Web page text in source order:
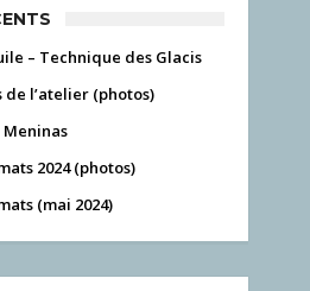
– Technique des Glacis
de l’atelier (photos)
Meninas
2024 (photos)
(mai 2024)